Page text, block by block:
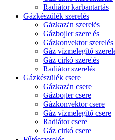
Radiátor karbantartás
Gázkészülék szerelés
Gázkazán szerelés
Gázbojler szerelés
Gázkonvektor szerelés
Gáz vízmelegítő
Gáz cirkó szerelés
Radiátor szerelés
Gázkészülék csere
Gázkazán csere
Gázbojler csere
Gázkonvektor csere
Gáz vízmelegítő csere
Radiátor csere
Gáz cirkó csere